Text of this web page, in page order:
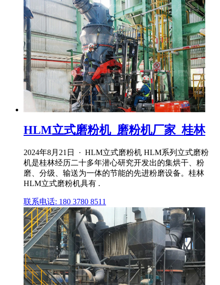
HLM立式磨粉机_磨粉机厂家_桂林
2024年8月21日 · HLM立式磨粉机 HLM系列立式磨粉
机是桂林经历二十多年潜心研究开发出的集烘干、粉
磨、分级、输送为一体的节能的先进粉磨设备。桂林
HLM立式磨粉机具有 .
联系电话: 180 3780 8511